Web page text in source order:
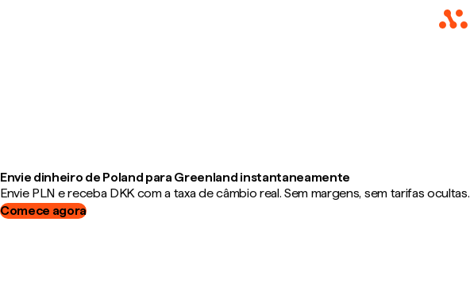
Envie dinheiro de Poland para Greenland instantaneamente
Envie PLN e receba DKK com a taxa de câmbio real. Sem margens, sem tarifas ocultas.
Comece agora